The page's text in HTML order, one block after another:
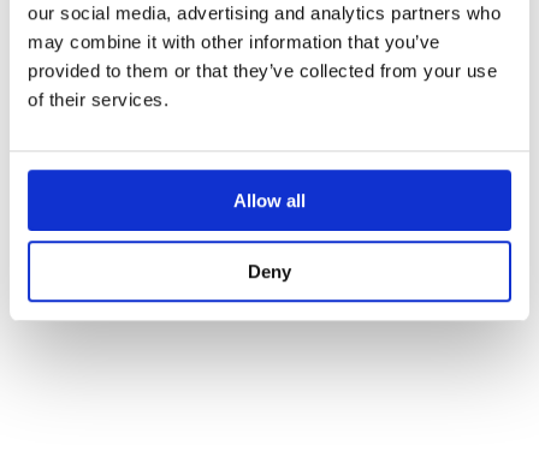
our social media, advertising and analytics partners who
may combine it with other information that you’ve
provided to them or that they’ve collected from your use
of their services.
Allow all
Deny